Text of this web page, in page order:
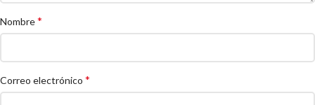
Nombre*
Correo electrónico *